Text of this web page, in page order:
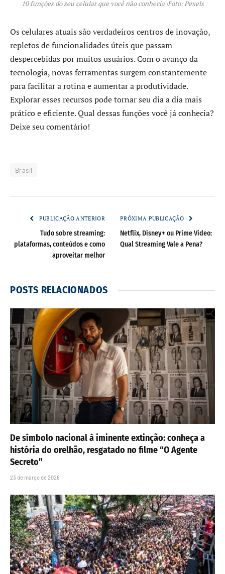
10 funções do seu celular que você não conhecia |Foto: Pexels
Os celulares atuais são verdadeiros centros de inovação,
repletos de funcionalidades úteis que passam
despercebidas por muitos usuários. Com o avanço da
tecnologia, novas ferramentas surgem constantemente
para facilitar a rotina e aumentar a produtividade.
Explorar esses recursos pode tornar seu dia a dia mais
prático e eficiente. Qual dessas funções você já conhecia?
Deixe seu comentário!
Brasil
PUBLICAÇÃO ANTERIOR
Tudo sobre streaming:
plataformas, conteúdos e como
aproveitar melhor
PRÓXIMA PUBLICAÇÃO
Netflix, Disney+ ou Prime Video:
Qual Streaming Vale a Pena?
POSTS RELACIONADOS
De símbolo nacional à iminente extinção: conheça a
história do orelhão, resgatado no filme “O Agente
Secreto”
23 de março de 2026